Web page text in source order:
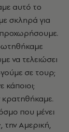
αυτό το
σκληρά για
προχωρήσουμε.
να τελειώσει
σε τουρ;
κάποιοι;
που μένει
την Αμερική,